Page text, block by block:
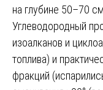
на глубине 50–70
Углеводородный
изоалканов и
топлива) и
фракций